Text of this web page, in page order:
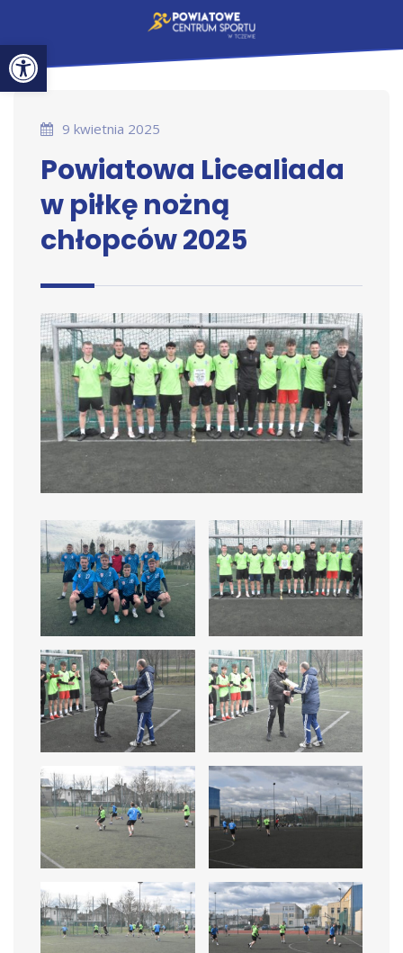
Otwórz pasek narzędzi
9 kwietnia 2025
Powiatowa Licealiada
w piłkę nożną
chłopców 2025